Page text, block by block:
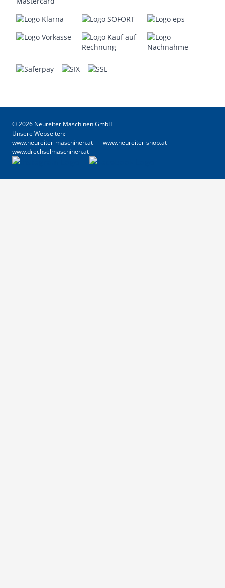
© 2026 Neureiter Maschinen GmbH
Unsere Webseiten:
www.neureiter-maschinen.at
www.neureiter-shop.at
www.drechselmaschinen.at